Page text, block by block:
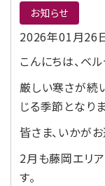
お知らせ
2026年01月26
こんにちは、ベ
厳しい寒さが続
じる季節となり
皆さま、いかがお
2月も藤岡エリ
す。